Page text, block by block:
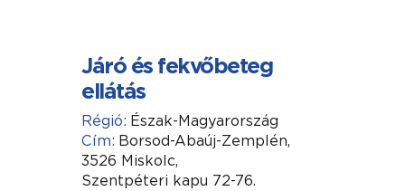
Járó és fekvőbeteg
ellátás
Régió: Észak-Magyarország
Cím: Borsod-Abaúj-Zemplén,
3526 Miskolc,
Szentpéteri kapu 72-76.